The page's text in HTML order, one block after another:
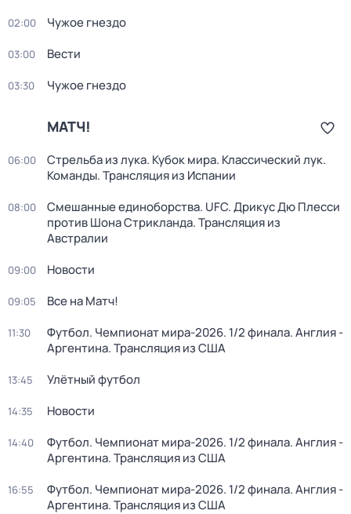
02:00 Чужое гнездо
03:00 Вести
03:30 Чужое гнездо
МАТЧ!
06:00
Стрельба из лука. Кубок мира. Классический лук.
Команды. Трансляция из Испании
08:00
Смешанные единоборства. UFC. Дрикус Дю Плесси
против Шона Стрикланда. Трансляция из
Австралии
09:00 Новости
09:05 Все на Матч!
11:30
Футбол. Чемпионат мира-2026. 1/2 финала. Англия -
Аргентина. Трансляция из США
13:45 Улётный футбол
14:35 Новости
14:40
Футбол. Чемпионат мира-2026. 1/2 финала. Англия -
Аргентина. Трансляция из США
16:55
Футбол. Чемпионат мира-2026. 1/2 финала. Англия -
Аргентина. Трансляция из США